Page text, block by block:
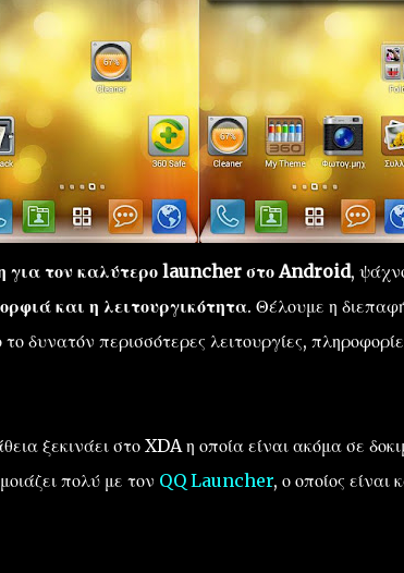
για τον καλύτερο launcher στο Android,
και η λειτουργικότητα. Θέλουμε η
το δυνατόν περισσότερες λειτουργίες,
ξεκινάει στο XDA η οποία είναι ακόμα σε
πολύ με τον QQ Launcher, ο οποίος